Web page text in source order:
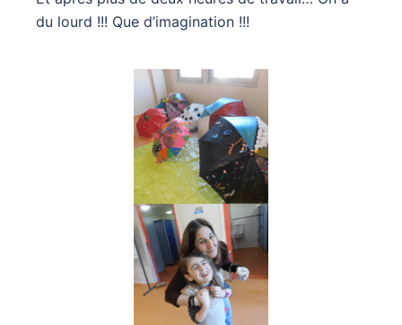
du lourd !!! Que d’imagination !!!